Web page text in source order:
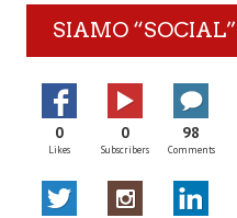
SIAMO “SOCIAL”
0
Likes
0
Subscribers
98
Comments